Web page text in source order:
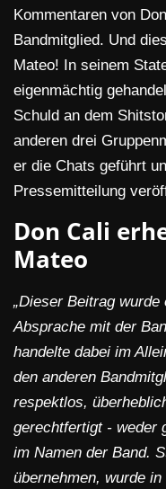
Kommentaren von
Bandmitglied. Und
Mateo! In seinem
eigenmächtig
Schuld an dem
anderen drei
er die Chats geführt
Pressemitteilung
Don Cali
Mateo
„Dieser Beitrag
Absprache mit der
handelte dabei im
den anderen
respektlos,
gerechtfertigt - weder
im Namen der Band.
übernehmen, wurde